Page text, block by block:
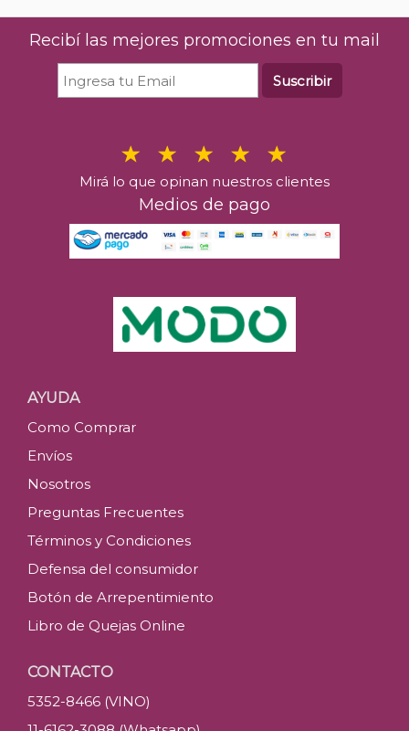
Recibí las mejores promociones en tu mail
Suscribir
Mirá lo que opinan nuestros clientes
Medios de pago
AYUDA
Como Comprar
Envíos
Nosotros
Preguntas Frecuentes
Términos y Condiciones
Defensa del consumidor
Botón de Arrepentimiento
Libro de Quejas Online
CONTACTO
5352-8466 (VINO)